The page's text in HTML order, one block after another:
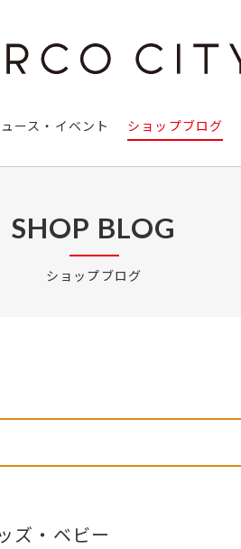
ース・イベント ショップブログ
SHOP BLOG
ショップブログ
ズ・ベビー